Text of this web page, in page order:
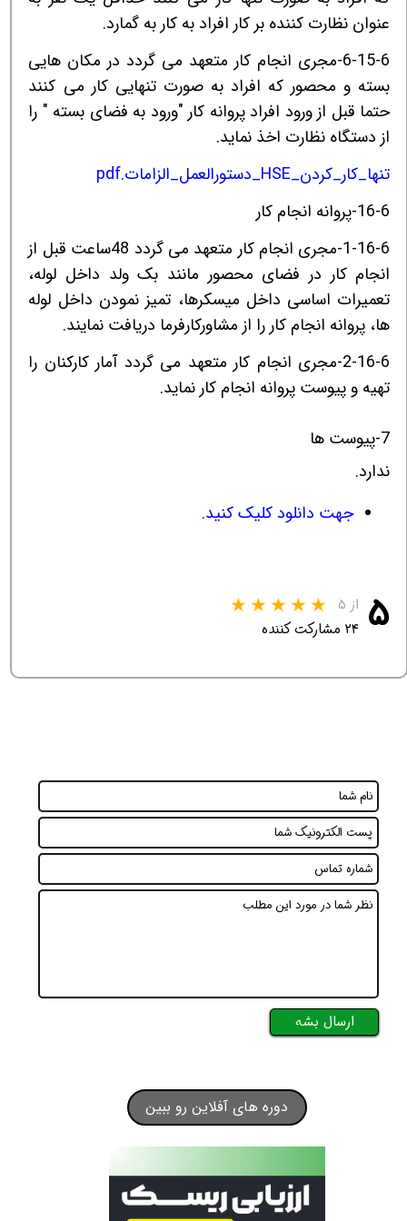
عنوان نظارت کننده بر کار افراد به کار به گمارد.
6-15-6-مجری انجام کار متعهد می گردد در مکان هایی
بسته و محصور که افراد به صورت تنهایی کار می کنند
حتما قبل از ورود افراد پروانه کار "ورود به فضای بسته " را
از دستگاه نظارت اخذ نماید.
تنها_کار_کردن_HSE_دستورالعمل_الزامات.pdf
16-6-پروانه انجام کار
1-16-6-مجری انجام کار متعهد می گردد 48ساعت قبل از
انجام کار در فضای محصور مانند بک ولد داخل لوله،
تعمیرات اساسی داخل میسکرها، تمیز نمودن داخل لوله
ها، پروانه انجام کار را از مشاورکارفرما دریافت نمایند.
2-16-6-مجری انجام کار متعهد می گردد آمار کارکنان را
تهیه و پیوست پروانه انجام کار نماید.
7-پیوست ها
ندارد.
جهت دانلود کلیک کنید.
۵ از ۵
۲۴ مشارکت کننده
ارسال بشه
دوره های آفلاین رو ببین